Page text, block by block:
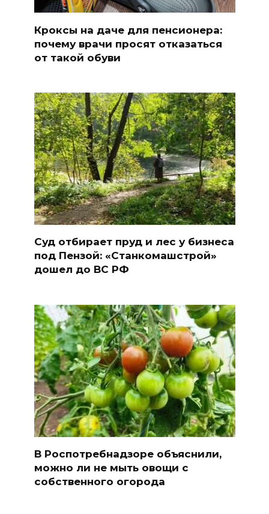
Кроксы на даче для пенсионера:
почему врачи просят отказаться
от такой обуви
Суд отбирает пруд и лес у бизнеса
под Пензой: «Станкомашстрой»
дошел до ВС РФ
В Роспотребнадзоре объяснили,
можно ли не мыть овощи с
собственного огорода